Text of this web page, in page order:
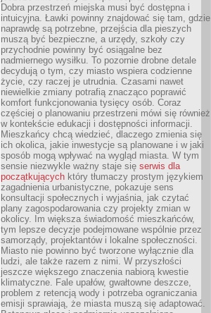
Dobra przestrzeń miejska musi być dostępna i
intuicyjna. Ławki powinny znajdować się tam, gdzie
naprawdę są potrzebne, przejścia dla pieszych
muszą być bezpieczne, a urzędy, szkoły czy
przychodnie powinny być osiągalne bez
nadmiernego wysiłku. To pozornie drobne detale
decydują o tym, czy miasto wspiera codzienne
życie, czy raczej je utrudnia. Czasami nawet
niewielkie zmiany potrafią znacząco poprawić
komfort funkcjonowania tysięcy osób. Coraz
częściej o planowaniu przestrzeni mówi się również
w kontekście edukacji i dostępności informacji.
Mieszkańcy chcą wiedzieć, dlaczego zmienia się
ich okolica, jakie inwestycje są planowane i w jaki
sposób mogą wpływać na wygląd miasta. W tym
sensie niezwykle ważny staje się serwis dla
początkujących który tłumaczy prostym językiem
zagadnienia urbanistyczne, pokazuje sens
konsultacji społecznych i wyjaśnia, jak czytać
plany zagospodarowania czy projekty zmian w
okolicy. Im większa świadomość mieszkańców,
tym lepsze decyzje podejmowane wspólnie przez
samorządy, projektantów i lokalne społeczności.
Miasto nie powinno być tworzone wyłącznie dla
ludzi, ale także razem z nimi. W przyszłości
jeszcze większego znaczenia nabiorą kwestie
klimatyczne. Fale upałów, gwałtowne deszcze,
problem z retencją wody i potrzeba ograniczania
emisji sprawiają, że miasta muszą się adaptować.